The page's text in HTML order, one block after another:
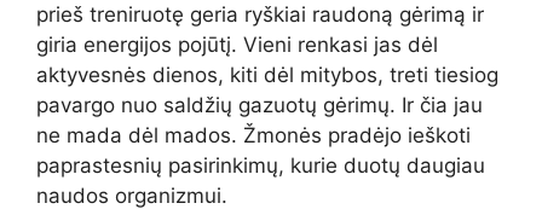
prieš treniruotę geria ryškiai raudoną gėrimą ir
giria energijos pojūtį. Vieni renkasi jas dėl
aktyvesnės dienos, kiti dėl mitybos, treti tiesiog
pavargo nuo saldžių gazuotų gėrimų. Ir čia jau
ne mada dėl mados. Žmonės pradėjo ieškoti
paprastesnių pasirinkimų, kurie duotų daugiau
naudos organizmui.